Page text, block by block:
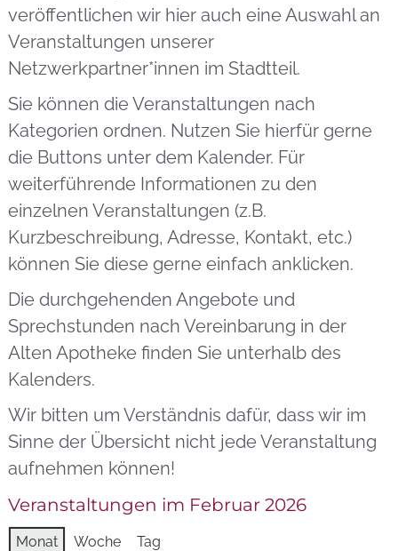
veröffentlichen wir hier auch eine Auswahl an
Veranstaltungen unserer
Netzwerkpartner*innen im Stadtteil.
Sie können die Veranstaltungen nach
Kategorien ordnen. Nutzen Sie hierfür gerne
die Buttons unter dem Kalender. Für
weiterführende Informationen zu den
einzelnen Veranstaltungen (z.B.
Kurzbeschreibung, Adresse, Kontakt, etc.)
können Sie diese gerne einfach anklicken.
Die durchgehenden Angebote und
Sprechstunden nach Vereinbarung in der
Alten Apotheke finden Sie unterhalb des
Kalenders.
Wir bitten um Verständnis dafür, dass wir im
Sinne der Übersicht nicht jede Veranstaltung
aufnehmen können!
Veranstaltungen im Februar 2026
Monat Woche Tag